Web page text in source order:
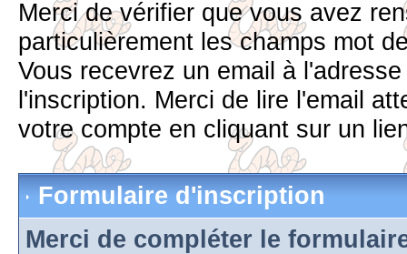
Merci de vérifier que vous avez
particulièrement les champs mot
Vous recevrez un email à
l'inscription. Merci de lire l'email
votre compte en cliquant sur un
Formulaire d'inscription
Merci de compléter le